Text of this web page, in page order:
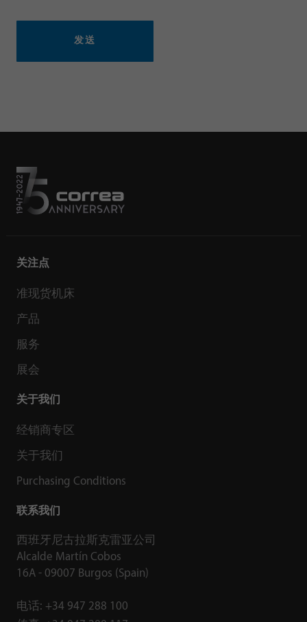
发送
关注点
准现货机床
产品
服务
展会
关于我们
经销商专区
关于我们
Purchasing Conditions
联系我们
西班牙尼古拉斯克雷亚公司
Alcalde Martín Cobos
16A - 09007 Burgos (Spain)
电话: +34 947 288 100